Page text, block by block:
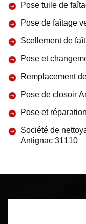
Pose tuile de
Pose de faîtage
Scellement de
Pose et
Remplacement
Pose de closoir
Pose et
Société de
Antignac 31110